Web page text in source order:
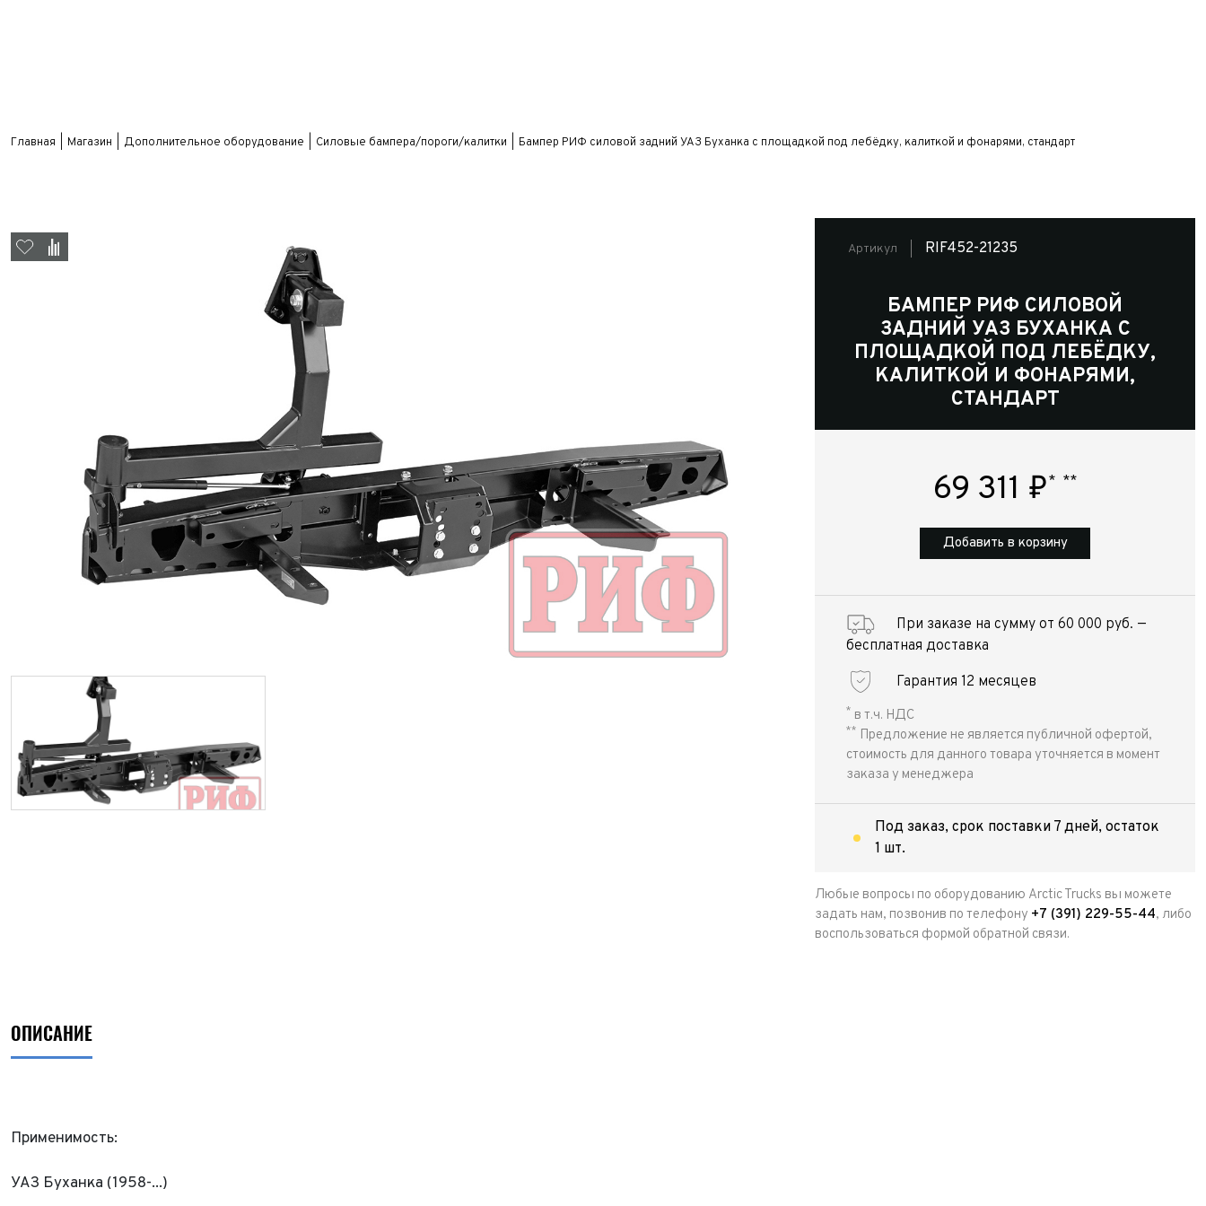
Главная Магазин Дополнительное оборудование Силовые бампера/пороги/калитки Бампер РИФ силовой задний УАЗ Буханка с площадкой под лебёдку, калиткой и фонарями, стандарт
Артикул RIF452-21235
БАМПЕР РИФ СИЛОВОЙ
ЗАДНИЙ УАЗ БУХАНКА С
ПЛОЩАДКОЙ ПОД ЛЕБЁДКУ,
КАЛИТКОЙ И ФОНАРЯМИ,
СТАНДАРТ
69 311 ₽* **
Добавить в корзину
При заказе на сумму от 60 000 руб. —
бесплатная доставка
Гарантия 12 месяцев
* в т.ч. НДС
** Предложение не является публичной офертой,
стоимость для данного товара уточняется в момент
заказа у менеджера
Под заказ, срок поставки 7 дней, остаток
1 шт.
Любые вопросы по оборудованию Arctic Trucks вы можете
задать нам, позвонив по телефону +7 (391) 229-55-44, либо
воспользоваться формой обратной связи.
ОПИСАНИЕ
Применимость:
УАЗ Буханка (1958-...)